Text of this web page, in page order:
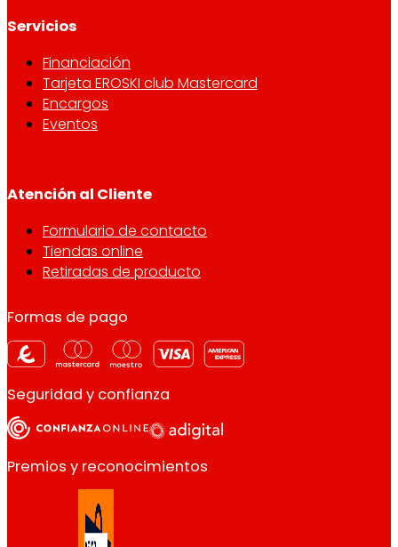
Servicios
Financiación
Tarjeta EROSKI club Mastercard
Encargos
Eventos
Atención al Cliente
Formulario de contacto
Tiendas online
Retiradas de producto
Formas de pago
Seguridad y confianza
Premios y reconocimientos